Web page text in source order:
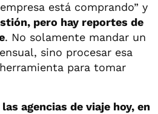
está comprando” y
pero hay reportes de
. No solamente mandar un
sino procesar esa
para tomar
agencias de viaje hoy, en